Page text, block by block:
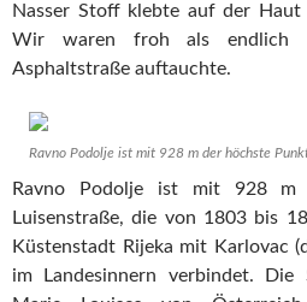
Nasser Stoff klebte auf der
Wir waren froh als endlich
Asphaltstraße auftauchte.
Ravno Podolje ist mit 928 m der höchste
Ravno Podolje ist mit 928 m
Luisenstraße, die von 1803 bis
Küstenstadt Rijeka mit Karlovac
im Landesinnern verbindet.